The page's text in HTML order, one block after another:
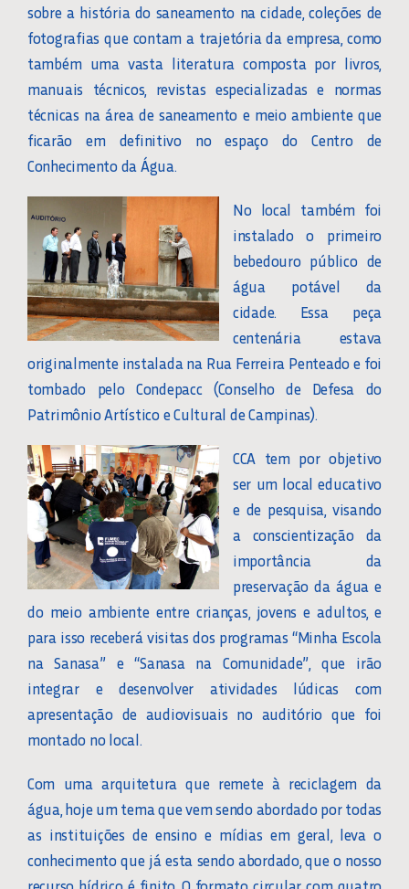
sobre a história do saneamento na cidade, coleções de
fotografias que contam a trajetória da empresa, como
também uma vasta literatura composta por livros,
manuais técnicos, revistas especializadas e normas
técnicas na área de saneamento e meio ambiente que
ficarão em definitivo no espaço do Centro de
Conhecimento da Água.
No local também foi
instalado o primeiro
bebedouro público de
água potável da
cidade. Essa peça
centenária estava
originalmente instalada na Rua Ferreira Penteado e foi
tombado pelo Condepacc (Conselho de Defesa do
Patrimônio Artístico e Cultural de Campinas).
CCA tem por objetivo
ser um local educativo
e de pesquisa, visando
a conscientização da
importância da
preservação da água e
do meio ambiente entre crianças, jovens e adultos, e
para isso receberá visitas dos programas “Minha Escola
na Sanasa” e “Sanasa na Comunidade”, que irão
integrar e desenvolver atividades lúdicas com
apresentação de audiovisuais no auditório que foi
montado no local.
Com uma arquitetura que remete à reciclagem da
água, hoje um tema que vem sendo abordado por todas
as instituições de ensino e mídias em geral, leva o
conhecimento que já esta sendo abordado, que o nosso